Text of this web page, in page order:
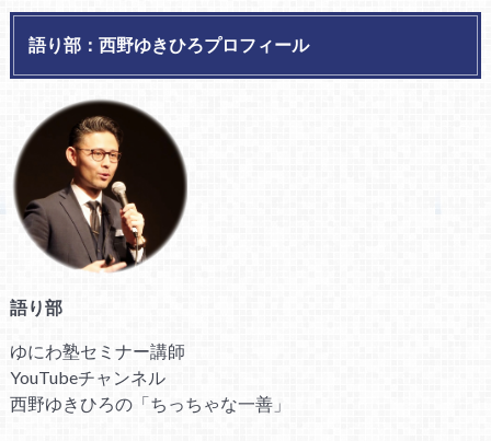
語り部：西野ゆきひろプロフィール
語り部
ゆにわ塾セミナー講師
YouTubeチャンネル
西野ゆきひろの「ちっちゃな一善」